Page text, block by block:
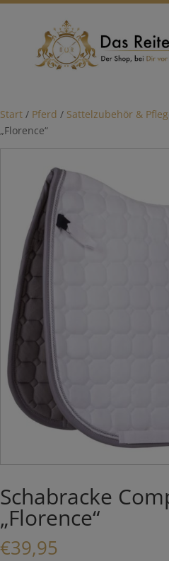
Start / Pferd / Sattelzubehör &
„Florence“
Schabracke
„Florence“
€39,95